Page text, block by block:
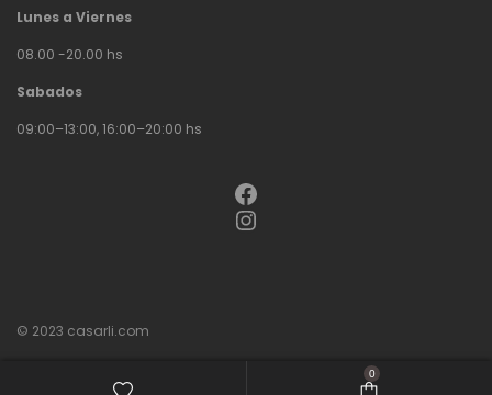
Lunes a Viernes
08.00 -20.00 hs
Sabados
09:00–13:00, 16:00–20:00 hs
Facebook
Instagram
© 2023 casarli.com
0